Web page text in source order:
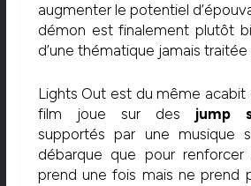
augmenter le potentiel
démon est finalement plutôt
d’une thématique jamais traitée
Lights Out est du même acabit
film joue sur des jump
supportés par une musique
débarque que pour renforcer
prend une fois mais ne prend